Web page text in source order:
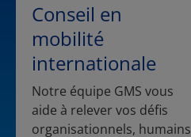
Conseil en
mobilité
internationale
Notre équipe GMS vous
aide à relever vos défis
organisationnels, humains